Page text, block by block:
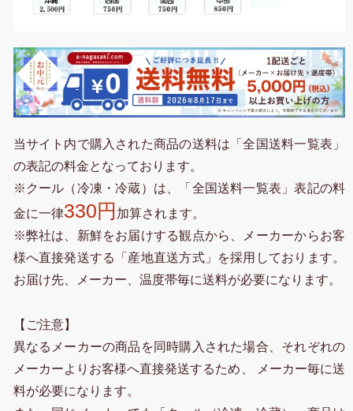
当サイト内で購入された商品の送料は「全国送料一覧表」
の表記の料金となっております。
※クール（冷凍・冷蔵）は、「全国送料一覧表」表記の料
金に一律330円 加算されます。
※弊社は、新鮮をお届けする観点から、メーカーからお客
様へ直接発送する「産地直送方式」を採用しております。
お届け先、メーカー、温度帯毎に送料が必要になります。
【ご注意】
異なるメーカーの商品を同時購入された場合、それぞれの
メーカーよりお客様へ直接発送するため、 メーカー毎に送
料が必要になります。